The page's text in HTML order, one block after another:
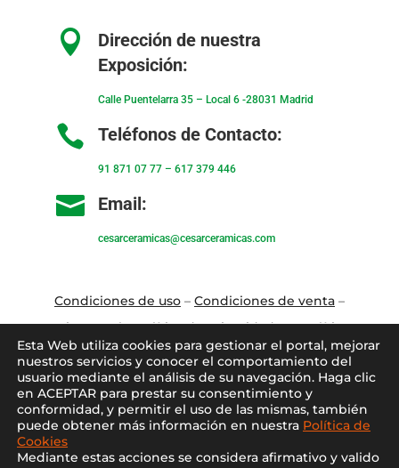

Dirección de nuestra
Exposición:
Calle Puentelarra 35 – Local 6 -28031 Madrid
 Teléfonos de Contacto:
91 871 07 77– 617 379 446
 Email:
cesarceramicas@cesarceramicas.com
Condiciones de uso– Condiciones de venta–
Aviso Legal–Política de privacidad –Política
de cookies
Blog–Contacto–Conócenos –Mi Cuenta
Esta Web utiliza cookies para gestionar el portal, mejorar
nuestros servicios y conocer el comportamiento del
usuario mediante el análisis de su navegación. Haga clic
en ACEPTAR para prestar su consentimiento y
conformidad, y permitir el uso de las mismas, también
puede obtener más información en nuestra Política de
Cookies
Mediante estas acciones se considera afirmativo y valido